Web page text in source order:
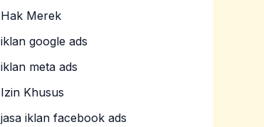
Hak Merek
iklan google ads
iklan meta ads
Izin Khusus
jasa iklan facebook ads